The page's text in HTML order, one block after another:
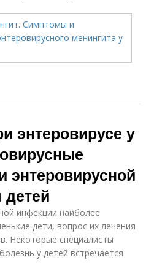
энтеровирусе у
энтеровирусной
инфекции наиболее
дети, вопрос их лечения
Некоторые специалисты
у детей встречается